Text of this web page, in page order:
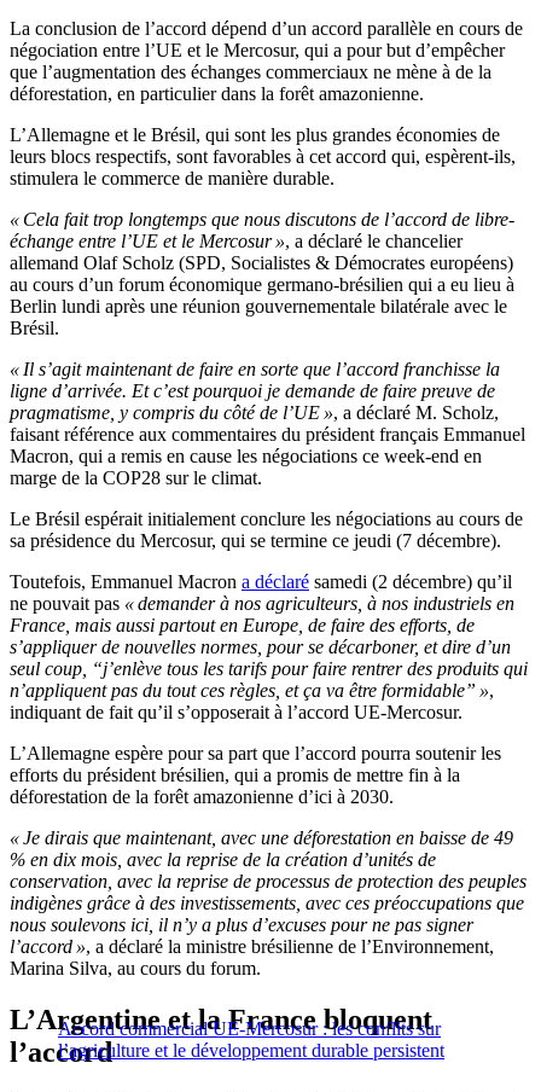
La conclusion de l’accord dépend d’un accord parallèle en cours de
négociation entre l’UE et le Mercosur, qui a pour but d’empêcher
que l’augmentation des échanges commerciaux ne mène à de la
déforestation, en particulier dans la forêt amazonienne.
L’Allemagne et le Brésil, qui sont les plus grandes économies de
leurs blocs respectifs, sont favorables à cet accord qui, espèrent-ils,
stimulera le commerce de manière durable.
« Cela fait trop longtemps que nous discutons de l’accord de libre-
échange entre l’UE et le Mercosur », a déclaré le chancelier
allemand Olaf Scholz (SPD, Socialistes & Démocrates européens)
au cours d’un forum économique germano-brésilien qui a eu lieu à
Berlin lundi après une réunion gouvernementale bilatérale avec le
Brésil.
« Il s’agit maintenant de faire en sorte que l’accord franchisse la
ligne d’arrivée. Et c’est pourquoi je demande de faire preuve de
pragmatisme, y compris du côté de l’UE », a déclaré M. Scholz,
faisant référence aux commentaires du président français Emmanuel
Macron, qui a remis en cause les négociations ce week-end en
marge de la COP28 sur le climat.
Le Brésil espérait initialement conclure les négociations au cours de
sa présidence du Mercosur, qui se termine ce jeudi (7 décembre).
Toutefois, Emmanuel Macron a déclaré samedi (2 décembre) qu’il
ne pouvait pas « demander à nos agriculteurs, à nos industriels en
France, mais aussi partout en Europe, de faire des efforts, de
s’appliquer de nouvelles normes, pour se décarboner, et dire d’un
seul coup, “j’enlève tous les tarifs pour faire rentrer des produits qui
n’appliquent pas du tout ces règles, et ça va être formidable” »,
indiquant de fait qu’il s’opposerait à l’accord UE-Mercosur.
L’Allemagne espère pour sa part que l’accord pourra soutenir les
efforts du président brésilien, qui a promis de mettre fin à la
déforestation de la forêt amazonienne d’ici à 2030.
« Je dirais que maintenant, avec une déforestation en baisse de 49
% en dix mois, avec la reprise de la création d’unités de
conservation, avec la reprise de processus de protection des peuples
indigènes grâce à des investissements, avec ces préoccupations que
nous soulevons ici, il n’y a plus d’excuses pour ne pas signer
l’accord », a déclaré la ministre brésilienne de l’Environnement,
Marina Silva, au cours du forum.
Accord commercial UE-Mercosur : les conflits sur
l’agriculture et le développement durable persistent
L’Argentine et la France bloquent
l’accord